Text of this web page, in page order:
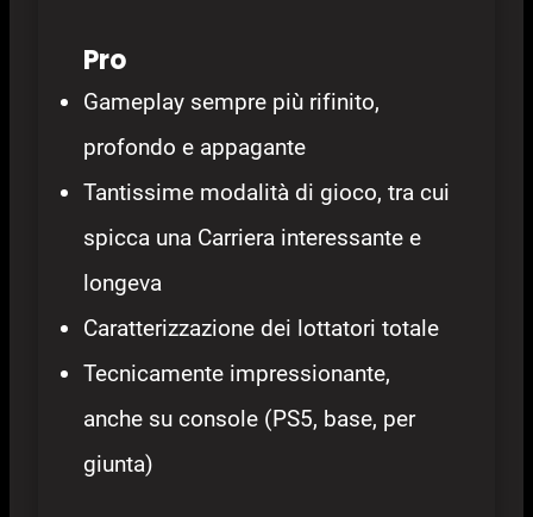
Pro
Gameplay sempre più rifinito,
profondo e appagante
Tantissime modalità di gioco, tra cui
spicca una Carriera interessante e
longeva
Caratterizzazione dei lottatori totale
Tecnicamente impressionante,
anche su console (PS5, base, per
giunta)